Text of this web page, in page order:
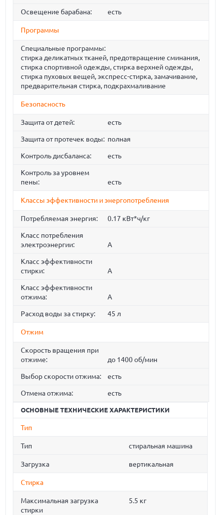
Освещение барабана: есть
Программы
Специальные программы:
стирка деликатных тканей, предотвращение сминания,
стирка спортивной одежды, стирка верхней одежды,
стирка пуховых вещей, экспресс-стирка, замачивание,
предварительная стирка, подкрахмаливание
Безопасность
Защита от детей: есть
Защита от протечек воды: полная
Контроль дисбаланса: есть
Контроль за уровнем
пены:
есть
Классы эффективности и энергопотребления
Потребляемая энергия: 0.17 кВт*ч/кг
Класс потребления
электроэнергии:
A
Класс эффективности
стирки:
A
Класс эффективности
отжима:
A
Расход воды за стирку: 45 л
Отжим
Скорость вращения при
отжиме:
до 1400 об/мин
Выбор скорости отжима: есть
Отмена отжима: есть
ОСНОВНЫЕ ТЕХНИЧЕСКИЕ ХАРАКТЕРИСТИКИ
Тип
Тип стиральная машина
Загрузка вертикальная
Стирка
Максимальная загрузка
стирки
5.5 кг